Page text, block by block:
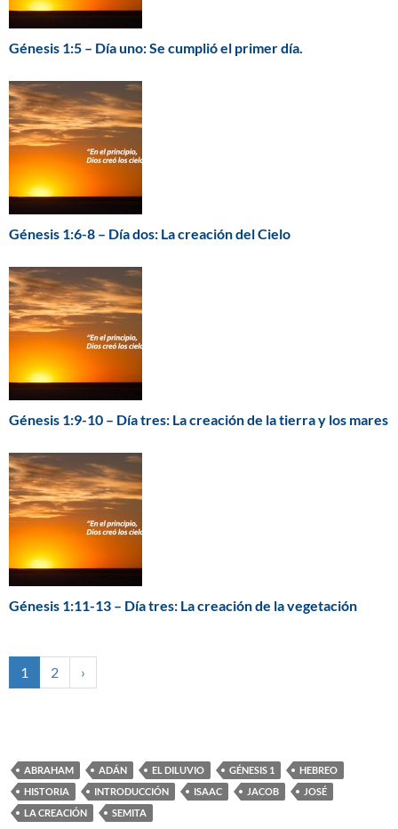
Génesis 1:5 – Día uno: Se cumplió el primer día.
Génesis 1:6-8 – Día dos: La creación del Cielo
Génesis 1:9-10 – Día tres: La creación de la tierra y los mares
Génesis 1:11-13 – Día tres: La creación de la vegetación
1 2 ›
ABRAHAM ADÁN EL DILUVIO GÉNESIS 1
HEBREO
HISTORIA
INTRODUCCIÓN ISAAC JACOB
JOSÉ
LA CREACIÓN
SEMITA